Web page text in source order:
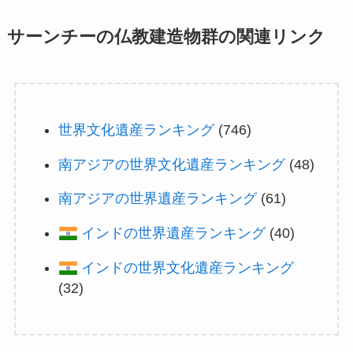
サーンチーの仏教建造物群の関連リンク
世界文化遺産ランキング(746)
南アジアの世界文化遺産ランキング(48)
南アジアの世界遺産ランキング(61)
インドの世界遺産ランキング(40)
インドの世界文化遺産ランキング
(32)